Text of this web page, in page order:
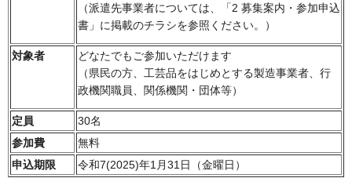
（派遣先事業者については、「2 募集案内・参加申込
書」に掲載のチラシを参照ください。）
対象者
どなたでもご参加いただけます
（県民の方、工芸品をはじめとする製造事業者、行
政機関職員、関係機関・団体等）
定員
30名
参加費
無料
申込期限
令和7(2025)年1月31日（金曜日）